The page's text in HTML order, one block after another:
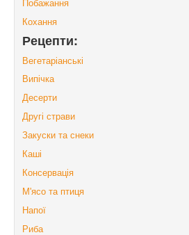
Кохання
Рецепти:
Вегетаріанські
Випічка
Десерти
Другі страви
Закуски та снеки
Каші
Консервація
М'ясо та птиця
Напої
Риба